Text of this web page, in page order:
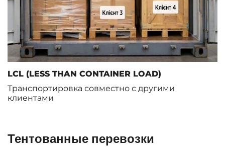
LCL (LESS THAN CONTAINER LOAD)
Транспортировка совместно с другими
клиентами
Тентованные перевозки